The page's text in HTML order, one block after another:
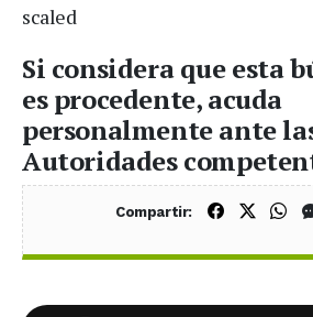
Si considera que esta
es procedente, acuda
personalmente ante
Autoridades
Compartir: Compartir